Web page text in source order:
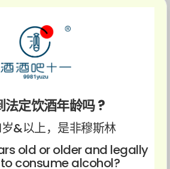
Tomino Houzan Imo
萄酒 2020
Kuheiji Blanc Aligote
2020
法定饮酒年龄吗 ?
岁&以上，是非穆斯林
old or older and legally
consume alcohol?